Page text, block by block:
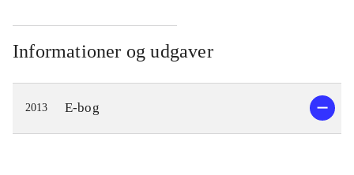
Informationer og udgaver
2013 E-bog